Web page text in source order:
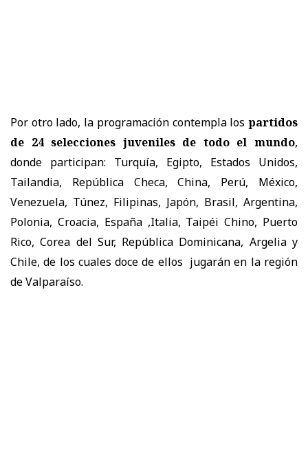
Por otro lado, la programación contempla los partidos
de 24 selecciones juveniles de todo el mundo,
donde participan: Turquía, Egipto, Estados Unidos,
Tailandia, República Checa, China, Perú, México,
Venezuela, Túnez, Filipinas, Japón, Brasil, Argentina,
Polonia, Croacia, España ,Italia, Taipéi Chino, Puerto
Rico, Corea del Sur, República Dominicana, Argelia y
Chile, de los cuales doce de ellos jugarán en la región
de Valparaíso.